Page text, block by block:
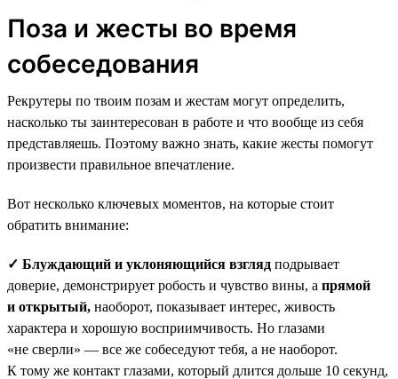
Поза и жесты во время
собеседования
Рекрутеры по твоим позам и жестам могут определить,
насколько ты заинтересован в работе и что вообще из себя
представляешь. Поэтому важно знать, какие жесты помогут
произвести правильное впечатление.
Вот несколько ключевых моментов, на которые стоит
обратить внимание:
✓ Блуждающий и уклоняющийся взгляд подрывает
доверие, демонстрирует робость и чувство вины, а прямой
и открытый, наоборот, показывает интерес, живость
характера и хорошую восприимчивость. Но глазами
«не сверли» — все же собеседуют тебя, а не наоборот.
К тому же контакт глазами, который длится дольше 10 секунд,